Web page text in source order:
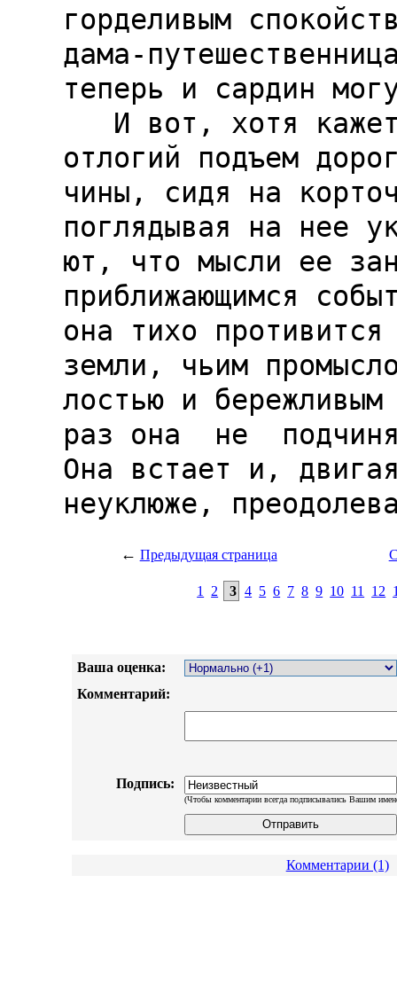
← Предыдущая страница
1 2 3 4 5 6 7 8 9 10 11 12
Ваша оценка:
Комментарий:
Подпись:
(Чтобы комментарии всегда подписывались Вашим
Комментарии (1)